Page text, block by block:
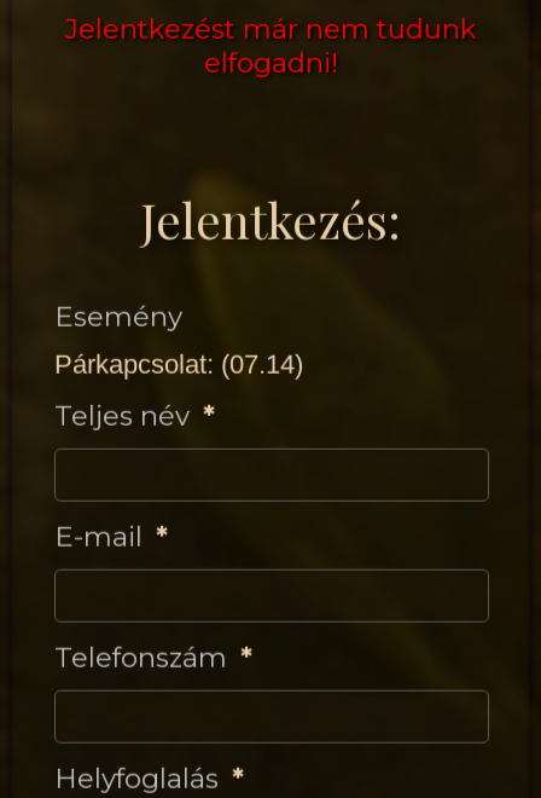
Jelentkezést már nem tudunk
elfogadni!
Jelentkezés:
Esemény
Teljes név
E-mail
Telefonszám
Helyfoglalás